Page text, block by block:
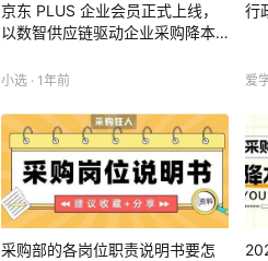
京东 PLUS 企业会员正式上线，
以数智供应链驱动企业采购降本…
小选 · 1年前
行
爱
采购部的各岗位职责说明书要怎